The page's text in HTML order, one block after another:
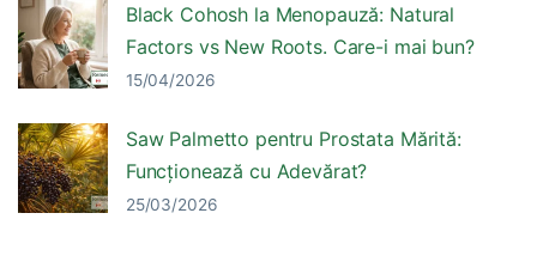
Black Cohosh la Menopauză: Natural
Factors vs New Roots. Care-i mai bun?
15/04/2026
Saw Palmetto pentru Prostata Mărită:
Funcționează cu Adevărat?
25/03/2026